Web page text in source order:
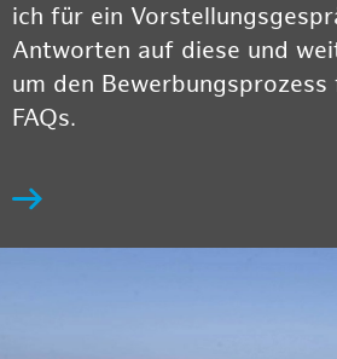
ich für ein
Antworten auf diese und
um den
FAQs.